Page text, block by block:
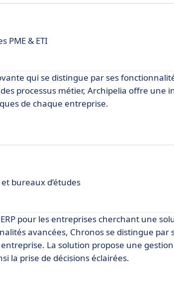
PME & ETI
qui se distingue par ses
processus métier, Archipelia offre une
de chaque entreprise.
bureaux d’études
pour les entreprises cherchant une
avancées, Chronos se distingue par
La solution propose une
la prise de décisions éclairées.